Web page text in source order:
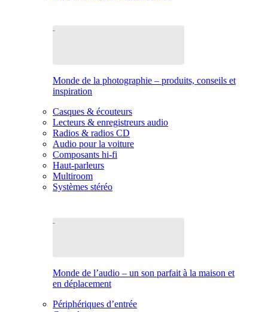
Monde de la photographie – produits, conseils et
inspiration
Casques & écouteurs
Lecteurs & enregistreurs audio
Radios & radios CD
Audio pour la voiture
Composants hi-fi
Haut-parleurs
Multiroom
Systèmes stéréo
Monde de l’audio – un son parfait à la maison et
en déplacement
Périphériques d’entrée